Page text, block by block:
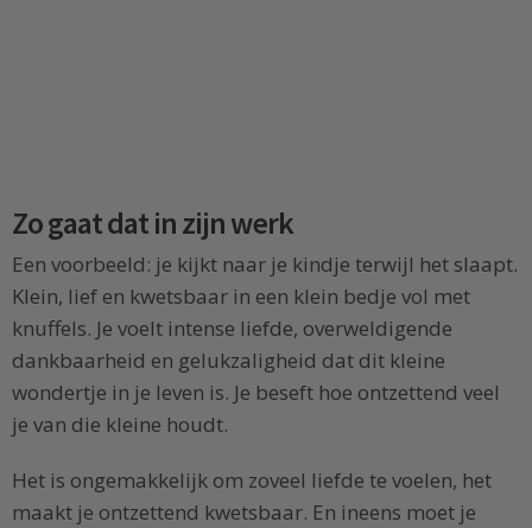
Zo gaat dat in zijn werk
Een voorbeeld: je kijkt naar je kindje terwijl het slaapt.
Klein, lief en kwetsbaar in een klein bedje vol met
knuffels. Je voelt intense liefde, overweldigende
dankbaarheid en gelukzaligheid dat dit kleine
wondertje in je leven is. Je beseft hoe ontzettend veel
je van die kleine houdt.
Het is ongemakkelijk om zoveel liefde te voelen, het
maakt je ontzettend kwetsbaar. En ineens moet je